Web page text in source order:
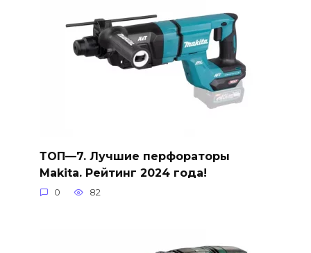
ТОП—7. Лучшие перфораторы
Makita. Рейтинг 2024 года!
0 82